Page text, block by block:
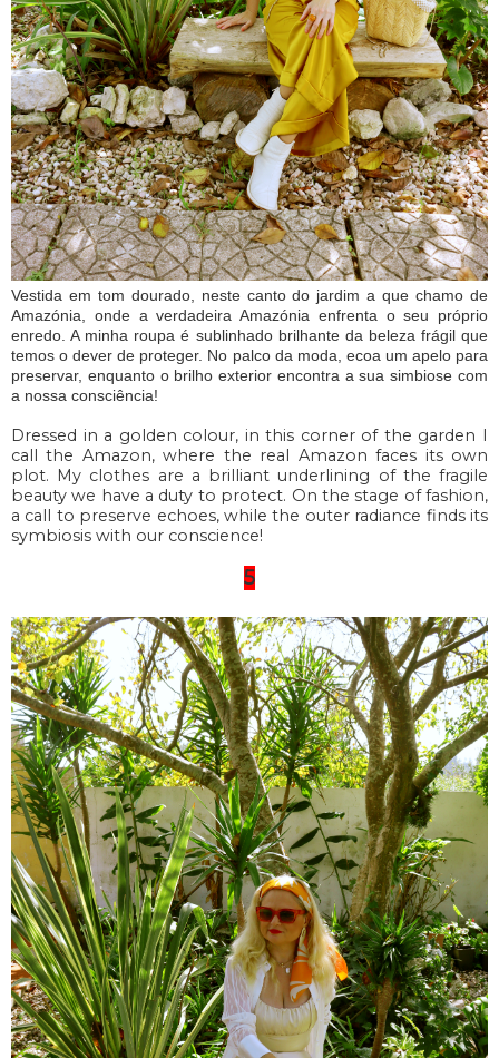
Vestida em tom dourado, neste canto do jardim a que chamo de
Amazónia, onde a verdadeira Amazónia enfrenta o seu próprio
enredo. A minha roupa é sublinhado brilhante da beleza frágil que
temos o dever de proteger. No palco da moda, ecoa um apelo para
preservar, enquanto o brilho exterior encontra a sua simbiose com
a nossa consciência!
Dressed in a golden colour, in this corner of the garden I
call the Amazon, where the real Amazon faces its own
plot. My clothes are a brilliant underlining of the fragile
beauty we have a duty to protect. On the stage of fashion,
a call to preserve echoes, while the outer radiance finds its
symbiosis with our conscience!
5